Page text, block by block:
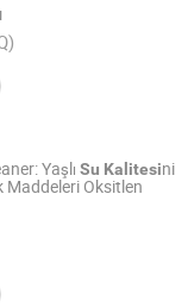
Yaşlı Su Kalitesini
Maddeleri Oksitlen